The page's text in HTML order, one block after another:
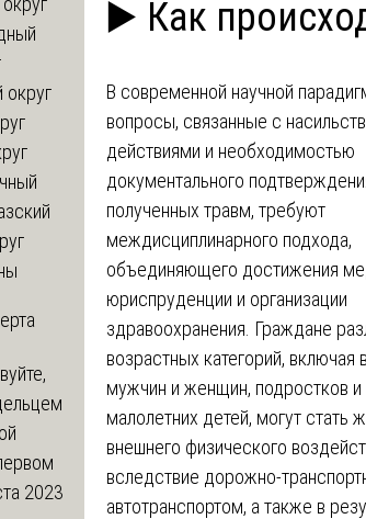
▶️ Как
В современной научной
вопросы, связанные с
действиями и необходимостью
документального
полученных травм, требуют
междисциплинарного подхода,
объединяющего достижения
юриспруденции и организации
здравоохранения. Граждане
возрастных категорий, включая
мужчин и женщин, подростков и
малолетних детей, могут стать
внешнего физического
вследствие дорожно-
автотранспортом, а также в
округ
2023